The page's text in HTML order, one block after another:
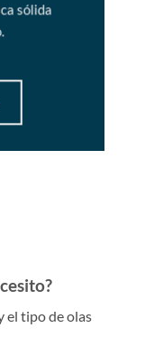
sólida
el tipo de olas